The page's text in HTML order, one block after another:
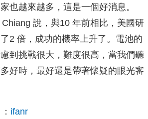
也越來越多，這是一個好消息。
說，與10 年前相比，美國研
2 倍，成功的機率上升了。電池的
到挑戰很大，難度很高，當我們聽
好時，最好還是帶著懷疑的眼光審
ifanr